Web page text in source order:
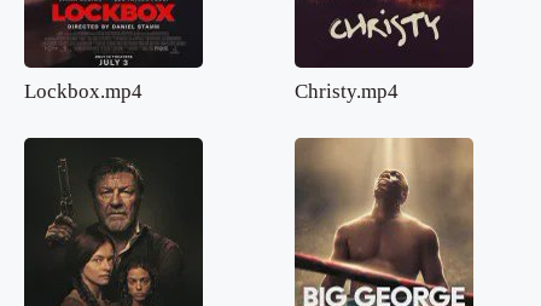
Lockbox.mp4 Christy.mp4